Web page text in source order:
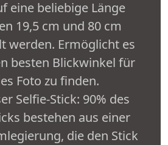
eine beliebige Länge
19,5 cm und 80 cm
werden. Ermöglicht es
besten Blickwinkel für
Foto zu finden.
Selfie-Stick: 90% des
bestehen aus einer
die den Stick